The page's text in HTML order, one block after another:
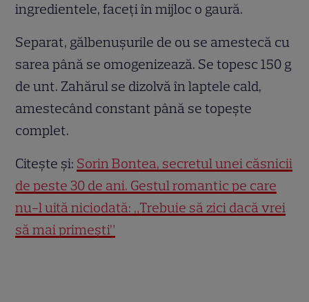
ingredientele, faceți în mijloc o gaură.
Separat, gălbenușurile de ou se amestecă cu
sarea până se omogenizează. Se topesc 150 g
de unt. Zahărul se dizolvă în laptele cald,
amestecând constant până se topește
complet.
Citește și: Sorin Bontea, secretul unei căsnicii
de peste 30 de ani. Gestul romantic pe care
nu-l uită niciodată: „Trebuie să zici dacă vrei
să mai primești”